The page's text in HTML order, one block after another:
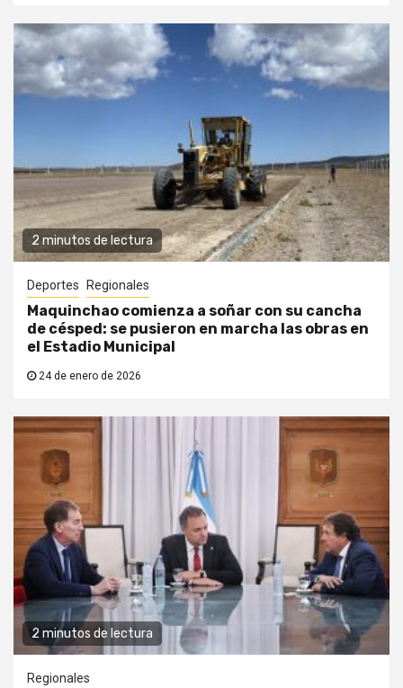
2 minutos de lectura
Deportes Regionales
Maquinchao comienza a soñar con su cancha
de césped: se pusieron en marcha las obras en
el Estadio Municipal
24 de enero de 2026
2 minutos de lectura
Regionales